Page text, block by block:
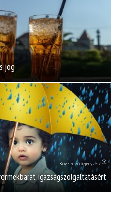
jog
Következő bejegyzés
igazságszolgáltatásért